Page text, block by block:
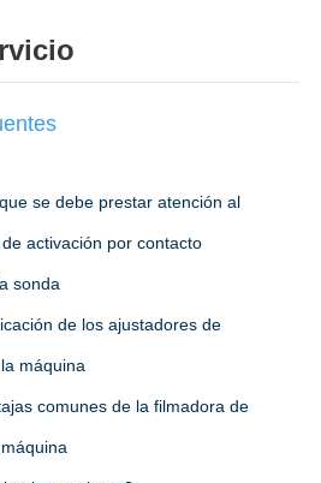
se debe prestar atención al
activación por contacto
sonda
de los ajustadores de
máquina
comunes de la filmadora de